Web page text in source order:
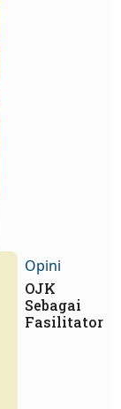
Opini
OJK
Sebagai
Fasilitator